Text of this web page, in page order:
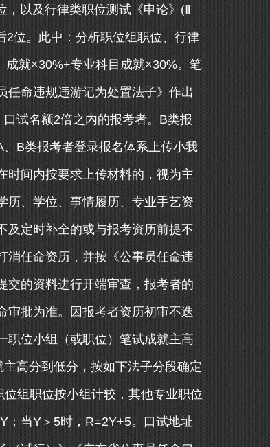
以及行律类职位测试《申论》(Ⅱ
位。此中：分析职位组职位、行律
就×30%+专业科目成就×30%。笔
任命违规违游记为处置法子》作出
试名额2倍之内的报考者。B类报
B类报考者登录报名体系上传小我
时间内按要求上传材料的，视为主
历、学位、事情履历、专业手艺资
及定时补全的或与报考资历前提不
消任命资历，并按《公事员任命违
交的资料进行开端审查，报考者的
审批为准。因报考者资历初审不迭
职位小组（或职位）笔试成就主高
高分到低分，按如下法子分段确定
组职位按小组计较，其他专业职位
；当Y＞5时，R=2Y+5。口试地址